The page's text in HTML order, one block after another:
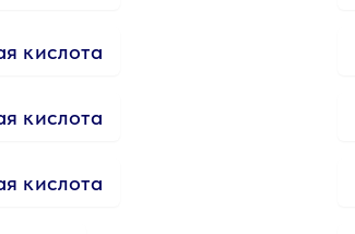
кислота
кислота
кислота